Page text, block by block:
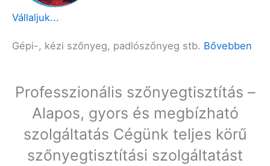
Vállaljuk...
Gépi-, kézi szőnyeg, padlószőnyeg stb. Bővebben
Professzionális szőnyegtisztítás –
Alapos, gyors és megbízható
szolgáltatás Cégünk teljes körű
szőnyegtisztítási szolgáltatást